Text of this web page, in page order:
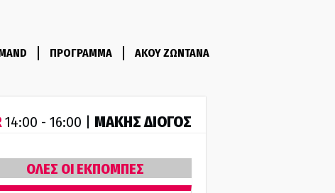
ΠΡΟΓΡΑΜΜΑ ΑΚΟΥ ΖΩΝΤΑΝΑ
14:00 - 16:00 | ΜΑΚΗΣ ΔΙΟΓΟΣ
ΟΛΕΣ ΟΙ ΕΚΠΟΜΠΕΣ